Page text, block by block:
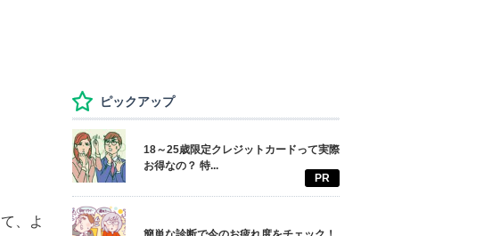
、よ
ピックアップ
18～25歳限定クレジットカードって実際
お得なの？ 特...
PR